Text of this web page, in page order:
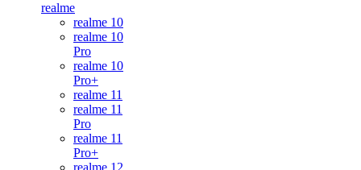
realme
realme 10
realme 10
Pro
realme 10
Pro+
realme 11
realme 11
Pro
realme 11
Pro+
realme 12